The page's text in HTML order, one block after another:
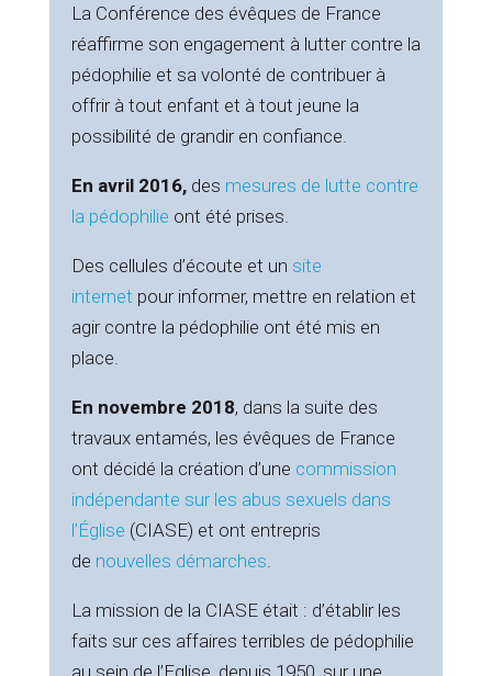
La Conférence des évêques de France
réaffirme son engagement à lutter contre la
pédophilie et sa volonté de contribuer à
offrir à tout enfant et à tout jeune la
possibilité de grandir en confiance.
En avril 2016,des mesures de lutte contre
la pédophilie ont été prises.
Des cellules d’écoute et un site
internet pour informer, mettre en relation et
agir contre la pédophilie ont été mis en
place.
En novembre 2018, dans la suite des
travaux entamés, les évêques de France
ont décidé la création d’une commission
indépendante sur les abus sexuels dans
l’Église (CIASE) et ont entrepris
de nouvelles démarches
La mission de la CIASE était : d’établir les
faits sur ces affaires terribles de pédophilie
au sein de l’Eglise, depuis 1950, sur une